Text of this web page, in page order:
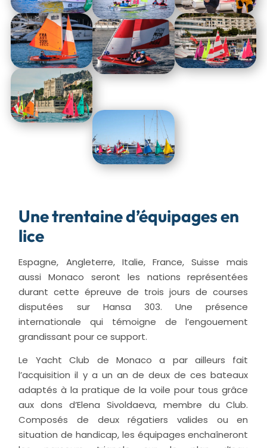
Une trentaine d’équipages en
lice
Espagne, Angleterre, Italie, France, Suisse mais
aussi Monaco seront les nations représentées
durant cette épreuve de trois jours de courses
disputées sur Hansa 303. Une présence
internationale qui témoigne de l’engouement
grandissant pour ce support.
Le Yacht Club de Monaco a par ailleurs fait
l’acquisition il y a un an de deux de ces bateaux
adaptés à la pratique de la voile pour tous grâce
aux dons d’Elena Sivoldaeva, membre du Club.
Composés de deux régatiers valides ou en
situation de handicap, les équipages enchaîneront